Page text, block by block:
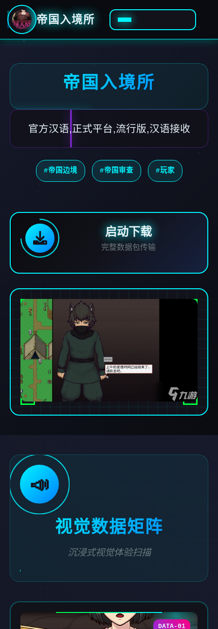
帝国入境所
帝国入境所
官方汉语,正式平台,流行版,汉语接收
#帝国边境 #帝国审查 #玩家
启动下载
完整数据包传输
📣
视觉数据矩阵
沉浸式视觉体验扫描
DATA-01